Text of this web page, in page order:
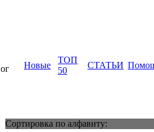
Новые
ТОП
50
СТАТЬИ
Сортировка по алфавиту: